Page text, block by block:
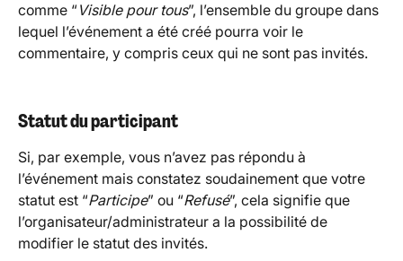
comme “ Visible pour tous”, l’ensemble du groupe dans
lequel l’événement a été créé pourra voir le
commentaire, y compris ceux qui ne sont pas invités.
Statut du participant
Si, par exemple, vous n’avez pas répondu à
l’événement mais constatez soudainement que votre
statut est “Participe” ou “Refusé”, cela signifie que
l’organisateur/administrateur a la possibilité de
modifier le statut des invités.